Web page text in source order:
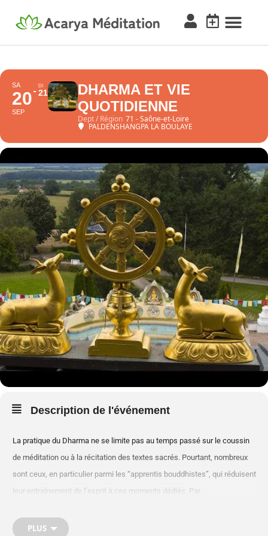
SA
20
SEP
DI
21
DHARMA ET VIE
QUOTIDIENNE
Dept / Région 71 - Saône-et-Loire
PALDENSHANGPA LA BOULAYE
Description de l'événement
La pratique du Dharma ne se limite pas au temps passé sur le coussin
de méditation ou à la récitation des textes sacrés. Pourtant, nombreux
sont ceux, en particulier parmi les “apprentis bouddhistes”, qui réduisent
leur entraînement de l’esprit à ces moments dédiés. Par
PLUS